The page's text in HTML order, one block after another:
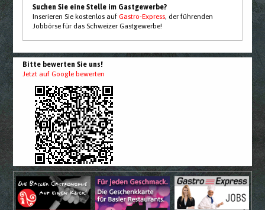
Suchen Sie eine Stelle im Gastgewerbe?
Inserieren Sie kostenlos aufGastro-Express, der führenden
Jobbörse für das Schweizer Gastgewerbe!
Bitte bewerten Sie uns!
Jetzt auf Google bewerten